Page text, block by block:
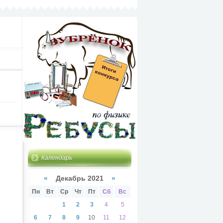
Календарь
« Декабрь 2021 »
Пн Вт Ср Чт Пт Сб
Вс
1
2 3 4
5
6
7 8 9 10 11 12